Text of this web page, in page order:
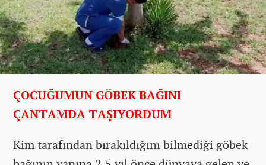
ÇOCUĞUMUN GÖBEK BAĞINI
ÇANTAMDA TAŞIYORDUM
Kim tarafından bırakıldığını bilmediği göbek